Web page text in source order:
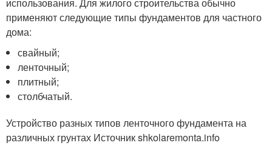
применяют следующие типы фундаментов для частного
дома:
свайный;
ленточный;
плитный;
столбчатый.
Устройство разных типов ленточного фундамента на
различных грунтах Источник shkolaremonta.info